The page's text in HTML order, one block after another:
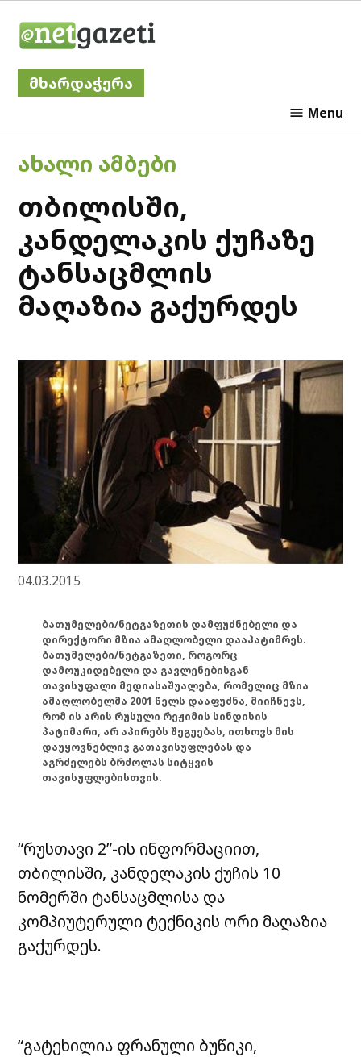
მხარდაჭერა
Menu
POSTED
ᲐᲮᲐᲚᲘ ᲐᲛᲑᲔᲑᲘ
თბილისში,
კანდელაკის ქუჩაზე
ტანსაცმლის
მაღაზია გაქურდეს
04.03.2015
ბათუმელები/ნეტგაზეთის დამფუძნებელი და
დირექტორი მზია ამაღლობელი დააპატიმრეს.
ბათუმელები/ნეტგაზეთი, როგორც
დამოუკიდებელი და გავლენებისგან
თავისუფალი მედიასაშუალება, რომელიც მზია
ამაღლობელმა 2001 წელს დააფუძნა, მიიჩნევს,
რომ ის არის რუსული რეჟიმის სინდისის
პატიმარი, არ აპირებს შეგუებას, ითხოვს მის
დაუყოვნებლივ გათავისუფლებას და
აგრძელებს ბრძოლას სიტყვის
თავისუფლებისთვის.
“რუსთავი 2”-ის ინფორმაციით,
თბილისში, კანდელაკის ქუჩის 10
ნომერში ტანსაცმლისა და
კომპიუტერული ტექნიკის ორი მაღაზია
გაქურდეს.
“გატეხილია ფრანული ბუწიკი,